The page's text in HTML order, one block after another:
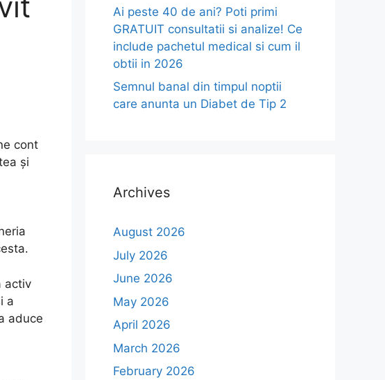
cont
și
activ
a
aduce
Ai peste 40 de ani? Poti primi
GRATUIT consultatii si analize! Ce
include pachetul medical si cum il
obtii in 2026
Semnul banal din timpul noptii
care anunta un Diabet de Tip 2
Archives
August 2026
July 2026
June 2026
May 2026
April 2026
March 2026
February 2026